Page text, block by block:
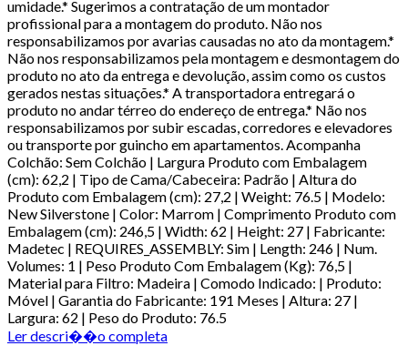
umidade.* Sugerimos a contratação de um montador
profissional para a montagem do produto. Não nos
responsabilizamos por avarias causadas no ato da montagem.*
Não nos responsabilizamos pela montagem e desmontagem do
produto no ato da entrega e devolução, assim como os custos
gerados nestas situações.* A transportadora entregará o
produto no andar térreo do endereço de entrega.* Não nos
responsabilizamos por subir escadas, corredores e elevadores
ou transporte por guincho em apartamentos. Acompanha
Colchão: Sem Colchão | Largura Produto com Embalagem
(cm): 62,2 | Tipo de Cama/Cabeceira: Padrão | Altura do
Produto com Embalagem (cm): 27,2 | Weight: 76.5 | Modelo:
New Silverstone | Color: Marrom | Comprimento Produto com
Embalagem (cm): 246,5 | Width: 62 | Height: 27 | Fabricante:
Madetec | REQUIRES_ASSEMBLY: Sim | Length: 246 | Num.
Volumes: 1 | Peso Produto Com Embalagem (Kg): 76,5 |
Material para Filtro: Madeira | Comodo Indicado: | Produto:
Móvel | Garantia do Fabricante: 191 Meses | Altura: 27 |
Largura: 62 | Peso do Produto: 76.5
Ler descri��o completa